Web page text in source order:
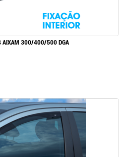
AIXAM 300/400/500 DGA